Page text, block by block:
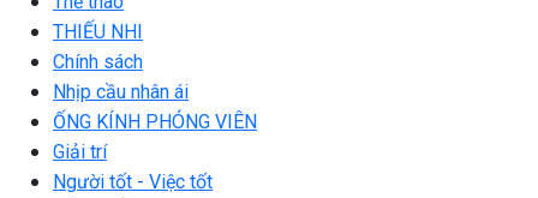
THIẾU NHI
Chính sách
Nhịp cầu nhân ái
ỐNG KÍNH PHÓNG VIÊN
Giải trí
Người tốt - Việc tốt